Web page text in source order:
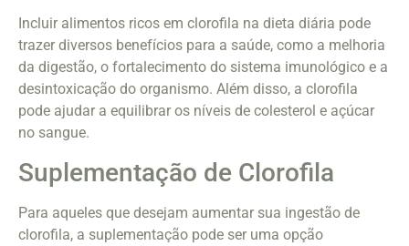
Incluir alimentos ricos em clorofila na dieta diária pode
trazer diversos benefícios para a saúde, como a melhoria
da digestão, o fortalecimento do sistema imunológico e a
desintoxicação do organismo. Além disso, a clorofila
pode ajudar a equilibrar os níveis de colesterol e açúcar
no sangue.
Suplementação de Clorofila
Para aqueles que desejam aumentar sua ingestão de
clorofila, a suplementação pode ser uma opção